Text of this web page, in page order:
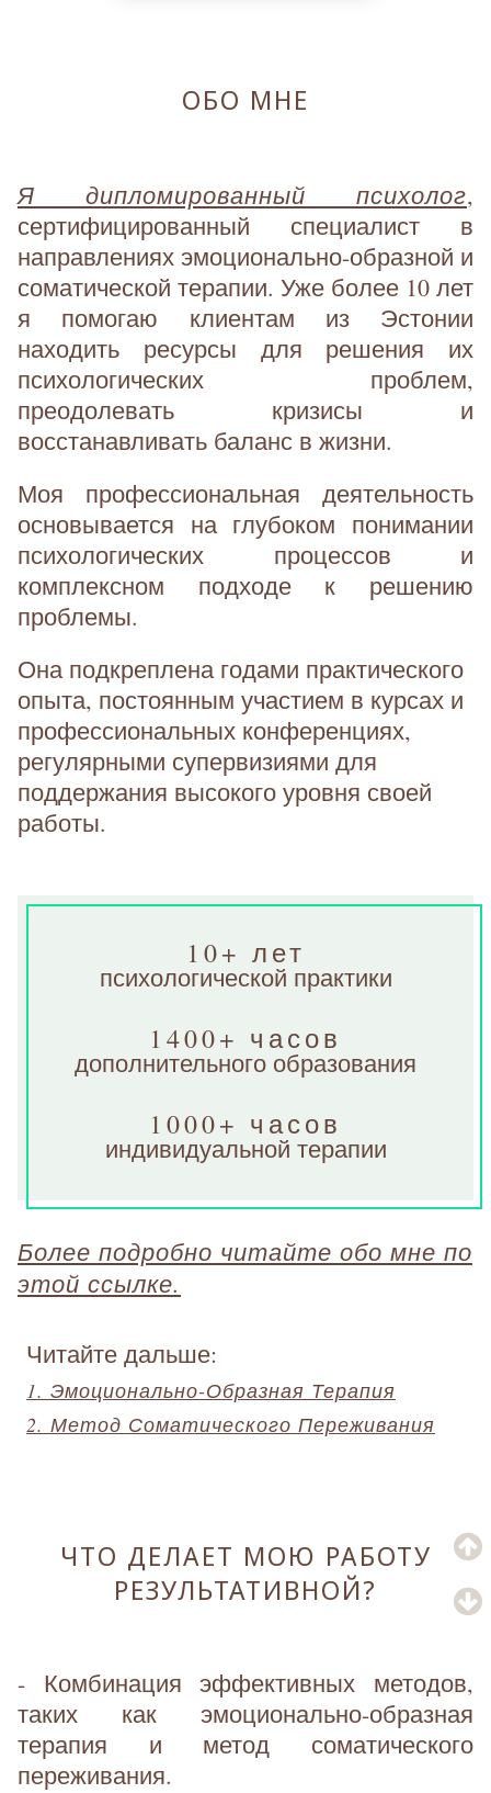
ОБО МНЕ
Я дипломированный психолог,
сертифицированный специалист в
направлениях эмоционально-образной и
соматической терапии. Уже более 10 лет
я помогаю клиентам из Эстонии
находить ресурсы для решения их
психологических проблем,
преодолевать кризисы и
восстанавливать баланс в жизни.
Моя профессиональная деятельность
основывается на глубоком понимании
психологических процессов и
комплексном подходе к решению
проблемы.
Она подкреплена годами практического
опыта, постоянным участием в курсах и
профессиональных конференциях,
регулярными супервизиями для
поддержания высокого уровня своей
работы.
10+ лет
психологической практики
1400+ часов
дополнительного образования
1000+ часов
индивидуальной терапии
Более подробно читайте обо мне по
этой ссылке.
Читайте дальше:
1. Эмоционально-Образная Терапия
2. Метод Соматического Переживания
ЧТО ДЕЛАЕТ МОЮ РАБОТУ
РЕЗУЛЬТАТИВНОЙ?
- Комбинация эффективных методов,
таких как эмоционально-образная
терапия и метод соматического
переживания.